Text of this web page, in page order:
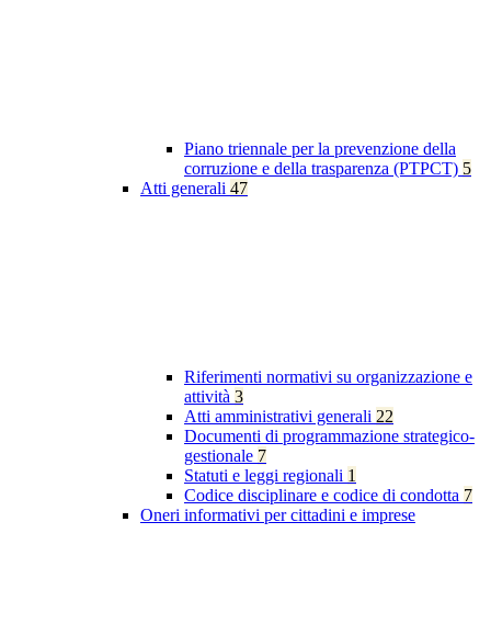
Piano triennale per la prevenzione della
corruzione e della trasparenza (PTPCT) 5
Atti generali 47
Riferimenti normativi su organizzazione e
attività 3
Atti amministrativi generali 22
Documenti di programmazione strategico-
gestionale 7
Statuti e leggi regionali 1
Codice disciplinare e codice di condotta 7
Oneri informativi per cittadini e imprese